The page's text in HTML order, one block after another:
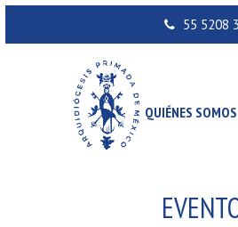
55 5208
QUIÉNES SOMOS